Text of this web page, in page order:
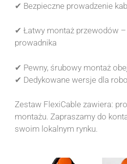
✔ Bezpieczne prowadzenie
✔ Łatwy montaż przewodów
prowadnika
✔ Pewny, śrubowy montaż
✔ Dedykowane wersje dla
Zestaw FlexiCable zawiera:
montażu. Zapraszamy do
swoim lokalnym rynku.